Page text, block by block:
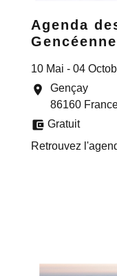
Agenda
10 Mai - 04
location_on
Gençay
86160
account_balance_wallet Gratuit
Retrouvez